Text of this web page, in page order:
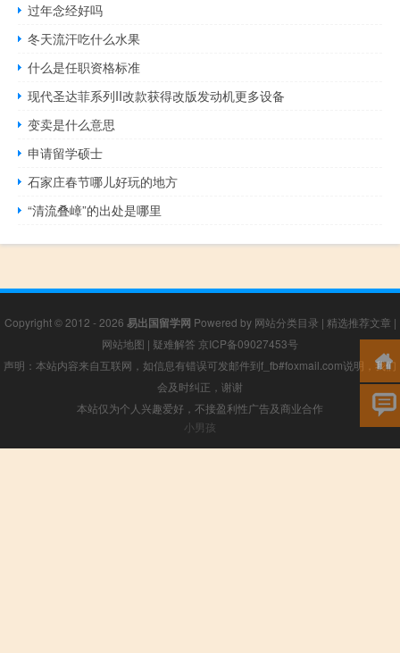
过年念经好吗
冬天流汗吃什么水果
什么是任职资格标准
现代圣达菲系列II改款获得改版发动机更多设备
变卖是什么意思
申请留学硕士
石家庄春节哪儿好玩的地方
“清流叠嶂”的出处是哪里
Copyright © 2012 - 2026 易出国留学网 Powered by 网站分类目录 | 精选推荐文章 |
网站地图 | 疑难解答 京ICP备09027453号
声明：本站内容来自互联网，如信息有错误可发邮件到f_fb#foxmail.com说明，我们
会及时纠正，谢谢
本站仅为个人兴趣爱好，不接盈利性广告及商业合作
小男孩